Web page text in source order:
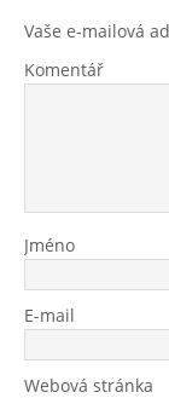
Vaše e-mailová
Komentář
Jméno
E-mail
Webová stránka